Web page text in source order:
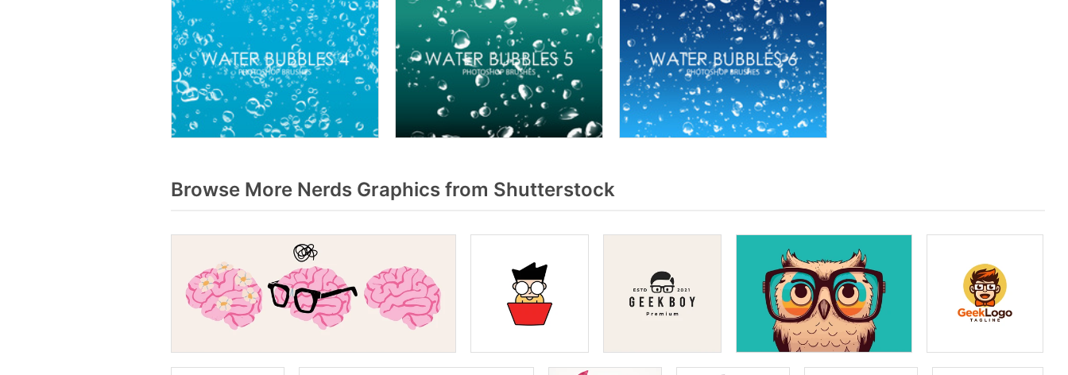
Browse More Nerds Graphics from Shutterstock